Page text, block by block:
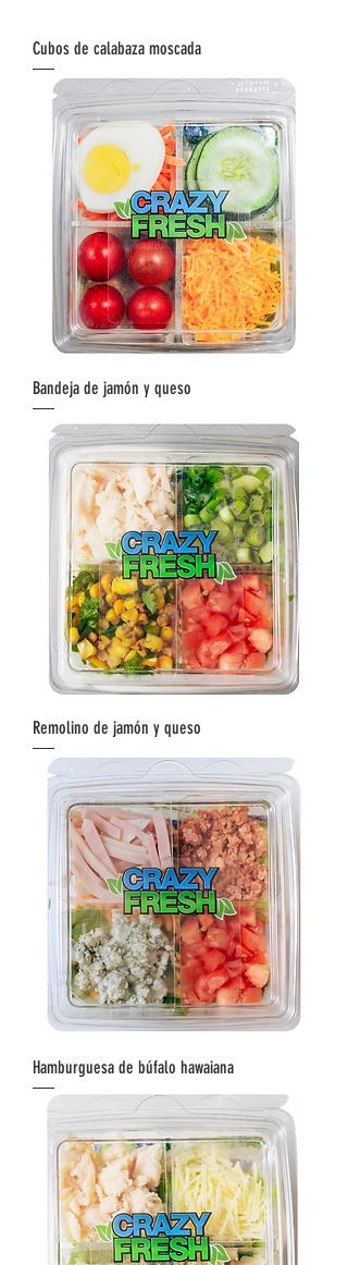
Cubos de calabaza moscada
Bandeja de jamón y queso
Remolino de jamón y queso
Hamburguesa de búfalo hawaiana